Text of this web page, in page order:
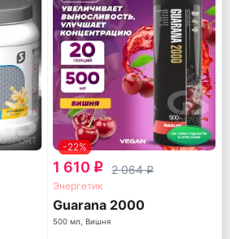
-22%
1 610 q 2 064q
Энергетик
Guarana 2000
500 мл, Вишня